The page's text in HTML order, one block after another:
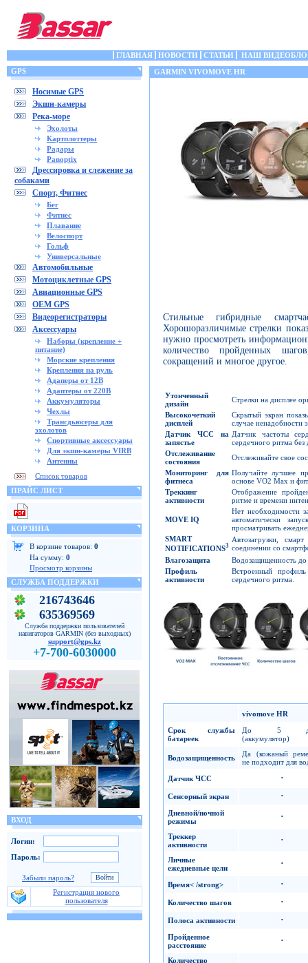
ГЛАВНАЯ НОВОСТИ СТАТЬИ
НАШ
GPS
Носимые GPS
Экшн-камеры
Река-море
Эхолоты
Картплоттеры
Радары
Panoptix
Дрессировка и слежение за
собаками
Спорт, Фитнес
Бег
Фитнес
Плавание
Велоспорт
Гольф
Универсальные
Автомобильные
Мотоциклетные GPS
Авиационные GPS
OEM GPS
Видеорегистраторы
Аксессуары
Наборы (крепление +
питание)
Морские крепления
Крепления на руль
Адаперы от 12В
Адаптеры от 220В
Аккумуляторы
Чехлы
Трансдьюсеры для
эхолотов
Спортивные аксессуары
Для экшн-камеры VIRB
Антенны
Список товаров
ПРАЙС ЛИСТ
КОРЗИНА
В корзине товаров: 0
На сумму: 0
Просмотр корзины
СЛУЖБА ПОДДЕРЖКИ
216743646
635369569
Служба поддержки пользователей
навигаторов GARMIN (без выходных)
support@gps.kz
+7-700-6030000
ВХОД
Логин:
Пароль:
Забыли пароль?
Регистрация нового
пользователя
GARMIN VIVOMOVE HR
Стильные гибридные
Хорошоразличимые стрелки
нужно просмотреть
количество пройденных
сокращений и многое другое.
Утонченный
дизайн
Стрелки на дисплее
Высокочеткий
дисплей
Скрытый экран
случае ненадобности
Датчик ЧСС на
запястье
Датчик частоты
сердечного ритма без
Отслеживание
состояния
Отслеживайте свое
Мониторинг для
фитнеса
Получайте лучшее
основе VO2 Max и
Треккинг
активности
Отображение
ритме и времени
MOVE IQ
Нет необходимости
автоматически
просматривать
SMART
NOTIFICATIONS3
Автозагрузки,
соединении со
Влагозащита
Водозащищенность
Профиль
активности
Встроенный
сердечного ритма.
vívomove HR
Срок службы
батареек
До 5
(аккумулятор)
Водозащищенность
Да (кожаный
не подходит для
Датчик ЧСС
·
Сенсорный экран ·
Дневной/ночной
режимы
·
Треккер
активности
·
Личные
ежедневные цели
·
Время< /strong> ·
Количество шагов ·
Полоса активности ·
Пройденное
расстояние
·
Количество